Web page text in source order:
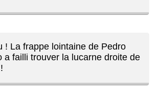
! La frappe lointaine de Pedro
a failli trouver la lucarne droite de